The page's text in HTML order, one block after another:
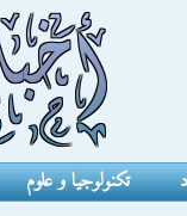
تكنولوجيا و علوم